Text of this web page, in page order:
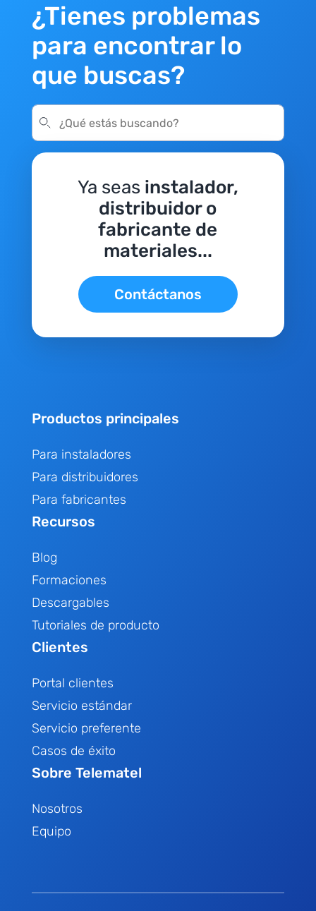
¿Tienes problemas
para encontrar lo
que buscas?
Ya seas instalador,
distribuidor o
fabricante de
materiales...
Contáctanos
Productos principales
Para instaladores
Para distribuidores
Para fabricantes
Recursos
Blog
Formaciones
Descargables
Tutoriales de producto
Clientes
Portal clientes
Servicio estándar
Servicio preferente
Casos de éxito
Sobre Telematel
Nosotros
Equipo